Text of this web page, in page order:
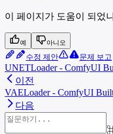
이 페이지가 도움이 되었
예 아니오
수정 제안 문제 보고
UNETLoader - ComfyUI
이전
VAELoader - ComfyUI
다음